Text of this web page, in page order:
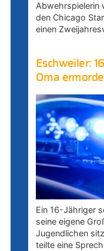
Abwehrspielerin
den Chicago
einen
Eschweiler:
Oma
Ein 16-Jähriger
seine eigene
Jugendlichen
teilte eine